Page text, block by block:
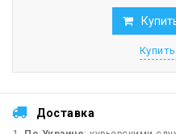
Доставка